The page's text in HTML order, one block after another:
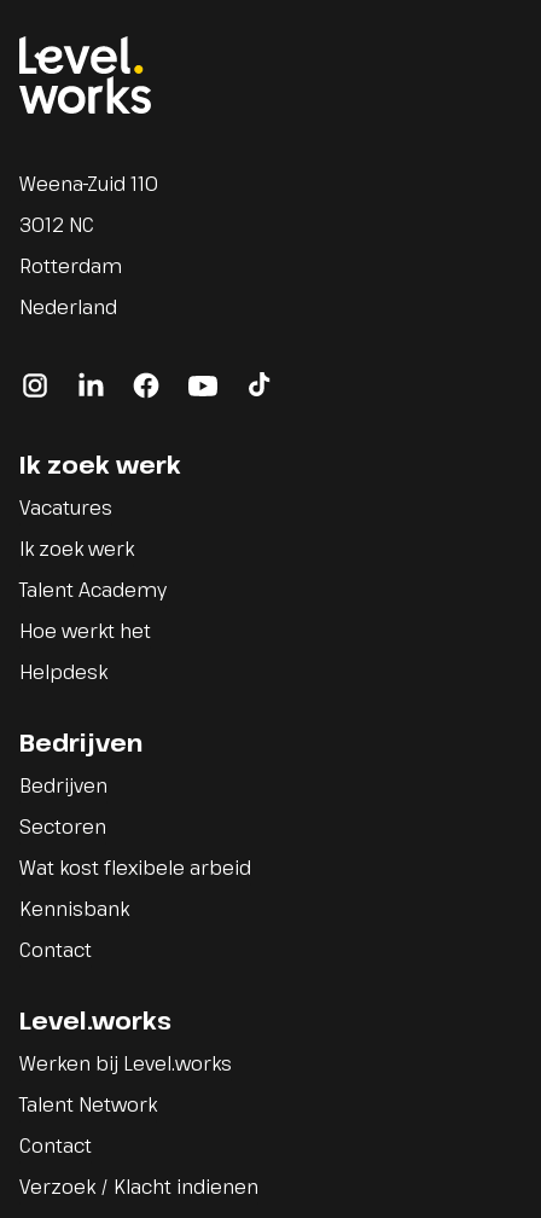
Weena-Zuid 110
3012 NC
Rotterdam
Nederland
instagram
linkedin facebookyoutube
Ik zoek werk
Vacatures
Ik zoek werk
Talent Academy
Hoe werkt het
Helpdesk
Bedrijven
Bedrijven
Sectoren
Wat kost flexibele arbeid
Kennisbank
Contact
Level.works
Werken bij Level.works
Talent Network
Contact
Verzoek / Klacht indienen